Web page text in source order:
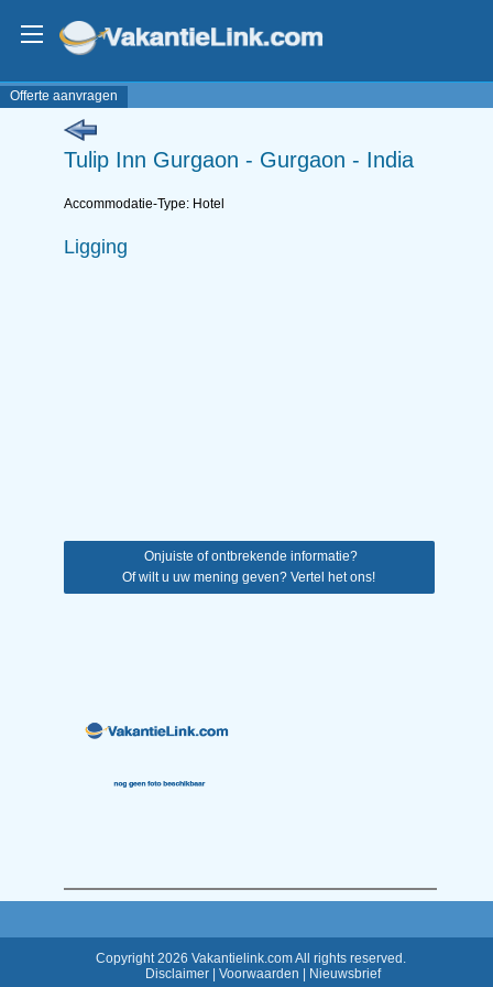
Tulip Inn Gurgaon - Gurgaon - India
Offerte aanvragen
Accommodatie-Type: Hotel
Ligging
Onjuiste of ontbrekende informatie?
Of wilt u uw mening geven? Vertel het ons!
Copyright 2026 Vakantielink.com All rights reserved.
Disclaimer| Voorwaarden Nieuwsbrief